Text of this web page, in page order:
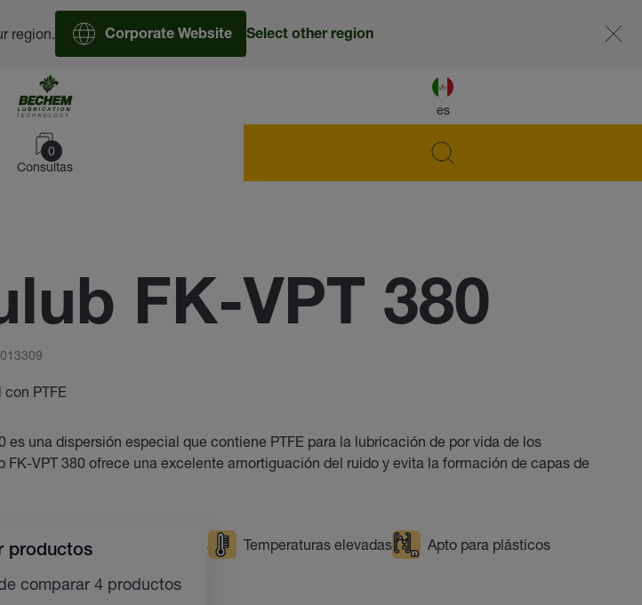
es
0
Consultas
region. Corporate Website Select other region
FK-VPT 380
PTFE
es una dispersión especial que contiene PTFE para la lubricación de por vida de los
FK-VPT 380 ofrece una excelente amortiguación del ruido y evita la formación de capas de
Bajas Temperaturas Temperaturas elevadas
Apto para plásticos
productos
comparar 4 productos